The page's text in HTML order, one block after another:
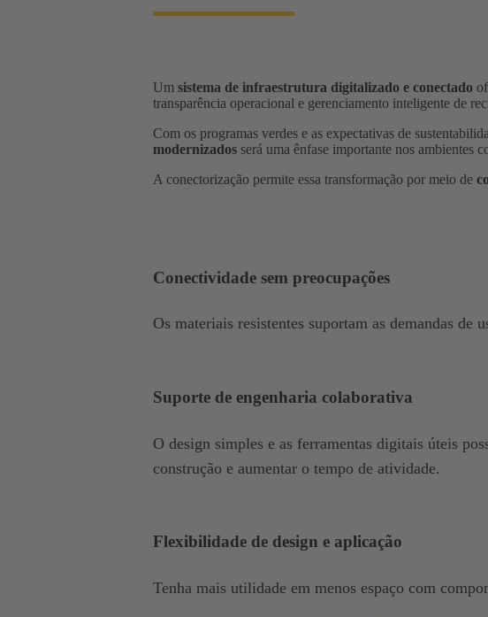
Um sistema de infraestrutura digitalizado e conectado
transparência operacional e gerenciamento inteligente de
Com os programas verdes e as expectativas de
modernizados será uma ênfase importante nos ambientes
A conectorização permite essa transformação por meio de
Conectividade sem preocupações
Os materiais resistentes suportam as demandas de
Suporte de engenharia colaborativa
O design simples e as ferramentas digitais úteis
construção e aumentar o tempo de atividade.
Flexibilidade de design e aplicação
Tenha mais utilidade em menos espaço com